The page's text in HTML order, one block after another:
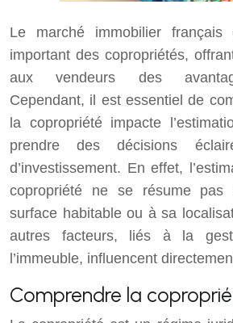
Le marché immobilier
important des copropriétés,
aux vendeurs des
Cependant, il est essentiel de
la copropriété impacte
prendre des décisions
d’investissement. En effet,
copropriété ne se résume pas
surface habitable ou à sa
autres facteurs, liés à la
l’immeuble, influencent
Comprendre la